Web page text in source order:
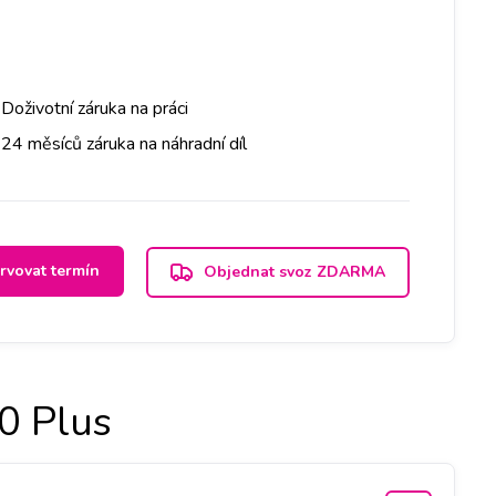
Doživotní záruka na práci
24 měsíců záruka na náhradní díl
termín Objednat svoz ZDARMA
Plus